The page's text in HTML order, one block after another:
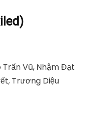
Trấn Vũ, Nhậm Đạt
Trương Diệu